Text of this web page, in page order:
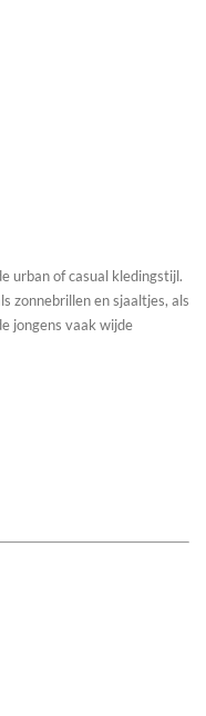
urban of casual kledingstijl.
zonnebrillen en sjaaltjes, als
jongens vaak wijde